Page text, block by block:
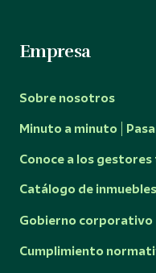
Empresa
Sobre nosotros
Minuto a minuto |
Conoce a los
Catálogo de inmuebles
Gobierno corporativo
Cumplimiento